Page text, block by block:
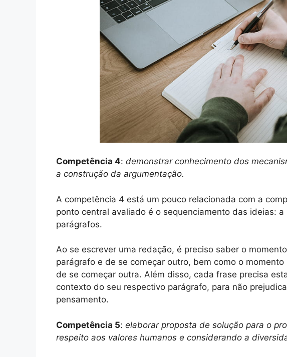
Competência 4: demonstrar conhecimento dos
a construção da argumentação.
A competência 4 está um pouco relacionada com a
ponto central avaliado é o sequenciamento das ideias:
parágrafos.
Ao se escrever uma redação, é preciso saber o
parágrafo e de se começar outro, bem como o
de se começar outra. Além disso, cada frase precisa
contexto do seu respectivo parágrafo, para não
pensamento.
Competência 5: elaborar proposta de solução para o
respeito aos valores humanos e considerando a